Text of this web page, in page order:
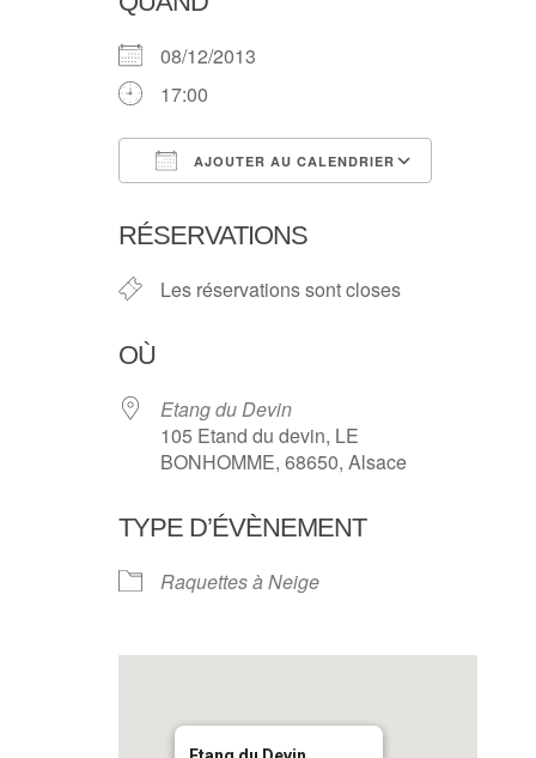
08/12/2013
17:00
AJOUTER AU CALENDRIER
RÉSERVATIONS
Les réservations sont closes
OÙ
Etang du Devin
105 Etand du devin, LE
BONHOMME, 68650, Alsace
TYPE D’ÉVÈNEMENT
Raquettes à Neige